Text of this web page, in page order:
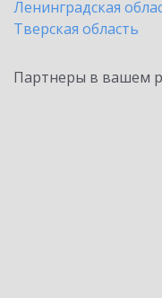
Ленинградская
Тверская область
Партнеры в вашем